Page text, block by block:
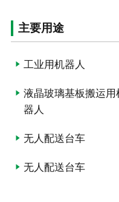
主要用途
工业用机器人
液晶玻璃基板搬运用
器人
无人配送台车
无人配送台车